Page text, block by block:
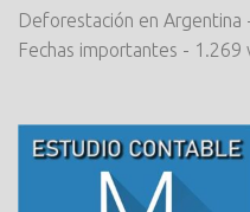
Deforestación en Argentina
Fechas importantes - 1.269